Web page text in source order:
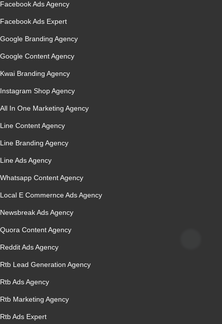
Facebook Ads Agency
Facebook Ads Expert
Google Branding Agency
Google Content Agency
Kwai Branding Agency
Instagram Shop Agency
All In One Marketing Agency
Line Content Agency
Line Branding Agency
Line Ads Agency
Whatsapp Content Agency
Local E Commernce Ads Agency
Newsbreak Ads Agency
Quora Content Agency
Reddit Ads Agency
Rtb Lead Generation Agency
Rtb Ads Agency
Rtb Marketing Agency
Rtb Ads Expert